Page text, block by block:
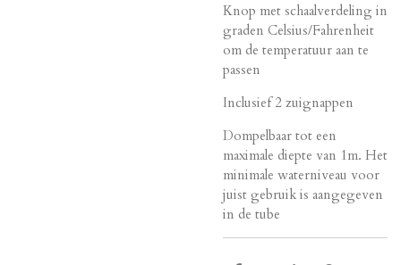
Knop met schaalverdeling in
graden Celsius/Fahrenheit
om de temperatuur aan te
passen
Inclusief 2 zuignappen
Dompelbaar tot een
maximale diepte van 1m. Het
minimale waterniveau voor
juist gebruik is aangegeven
in de tube